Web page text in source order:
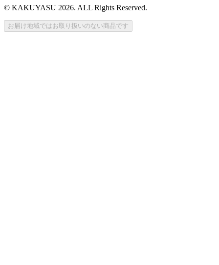
© KAKUYASU 2026. ALL Rights Reserved.
お届け地域ではお取り扱いのない商品です